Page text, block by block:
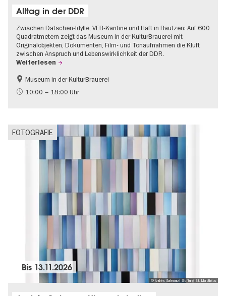
Alltag in der DDR
Zwischen Datschen-Idylle, VEB-Kantine und Haft in Bautzen: Auf 600
Quadratmetern zeigt das Museum in der KulturBrauerei mit
Originalobjekten, Dokumenten, Film- und Tonaufnahmen die Kluft
zwischen Anspruch und Lebenswirklichkeit der DDR.
Weiterlesen
Berliner Mauer
DDR-Geschichte
Museum in der KulturBrauerei
10:00 – 18:00 Uhr
FOTOGRAFIE
© Andrés Galeano I Stiftung St. Matthäus
Bis 13.11.2026